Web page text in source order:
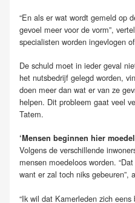
“En als er wat wordt gemeld op
gevoel meer voor de vorm”,
specialisten worden ingevlogen
De schuld moet in ieder geval
het nutsbedrijf gelegd worden,
doen meer dan wat er van ze
helpen. Dit probleem gaat veel
Tatem.
‘Mensen beginnen hier
Volgens de verschillende
mensen moedeloos worden.
want er zal toch niks gebeuren”,
“Ik wil dat Kamerleden zich